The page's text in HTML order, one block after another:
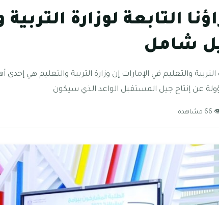
التابعة لوزارة
شامل
التربية والتعليم في الإمارات إن وزارة التربية والتعليم هي إحدى
عن إنتاج جيل المستقبل الواعد الذي سيكون